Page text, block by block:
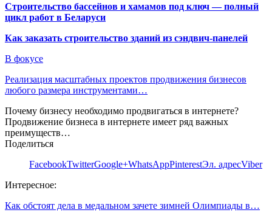
Строительство бассейнов и хамамов под ключ — полный
цикл работ в Беларуси
Как заказать строительство зданий из сэндвич-панелей
В фокусе
Реализация масштабных проектов продвижения бизнесов
любого размера инструментами…
Почему бизнесу необходимо продвигаться в интернете?
Продвижение бизнеса в интернете имеет ряд важных
преимуществ…
Поделиться
FacebookTwitterGoogle+WhatsAppPinterestЭл. адресViber
Интересное:
Как обстоят дела в медальном зачете зимней Олимпиады в…